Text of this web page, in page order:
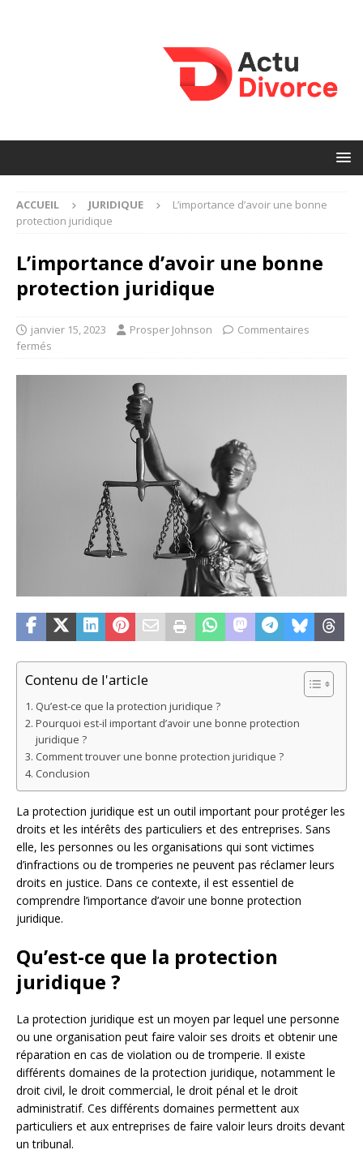
ACCUEIL JURIDIQUE
L’importance d’avoir une bonne
protection juridique
L’importance d’avoir une bonne
protection juridique
janvier 15, 2023 Prosper Johnson
Commentaires
fermés
Contenu de l'article
Qu’est-ce que la protection juridique ?
Pourquoi est-il important d’avoir une bonne protection
juridique ?
Comment trouver une bonne protection juridique ?
Conclusion
La protection juridique est un outil important pour protéger les
droits et les intérêts des particuliers et des entreprises. Sans
elle, les personnes ou les organisations qui sont victimes
d’infractions ou de tromperies ne peuvent pas réclamer leurs
droits en justice. Dans ce contexte, il est essentiel de
comprendre l’importance d’avoir une bonne protection
juridique.
Qu’est-ce que la protection
juridique ?
La protection juridique est un moyen par lequel une personne
ou une organisation peut faire valoir ses droits et obtenir une
réparation en cas de violation ou de tromperie. Il existe
différents domaines de la protection juridique, notamment le
droit civil, le droit commercial, le droit pénal et le droit
administratif. Ces différents domaines permettent aux
particuliers et aux entreprises de faire valoir leurs droits devant
un tribunal.